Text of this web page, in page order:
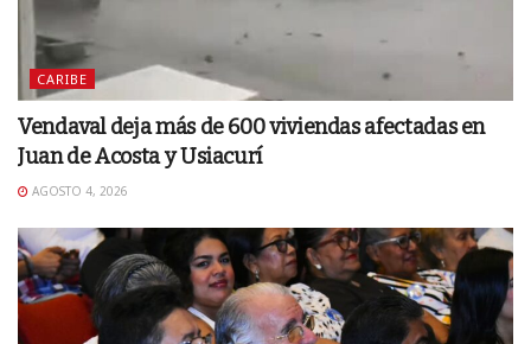
CARIBE
Vendaval deja más de 600 viviendas afectadas en
Juan de Acosta y Usiacurí
AGOSTO 4, 2026